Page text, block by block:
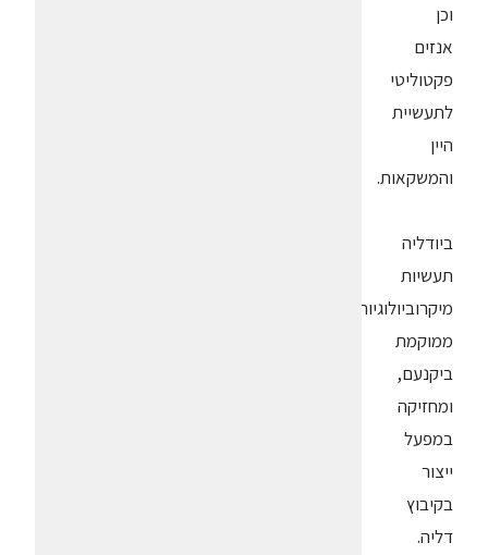
וכן
אנזים
פקטוליטי
לתעשיית
היין
והמשקאות.
ביודליה
תעשיות
מיקרוביולוגיות
ממוקמת
ביקנעם,
ומחזיקה
במפעל
ייצור
בקיבוץ
דליה.